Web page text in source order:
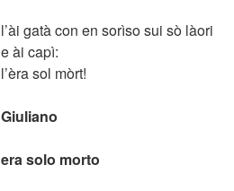
l’ài gatà con en sorìso sui sò làori
e ài capì:
l’èra sol mòrt!
Giuliano
era solo morto